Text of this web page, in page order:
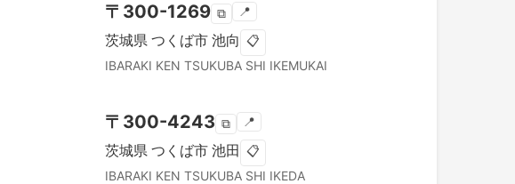
〒 300-1269 ⧉ 📍
茨城県 つくば市 池向 📋
IBARAKI KEN TSUKUBA SHI IKEMUKAI
〒 300-4243 ⧉ 📍
茨城県 つくば市 池田 📋
IBARAKI KEN TSUKUBA SHI IKEDA